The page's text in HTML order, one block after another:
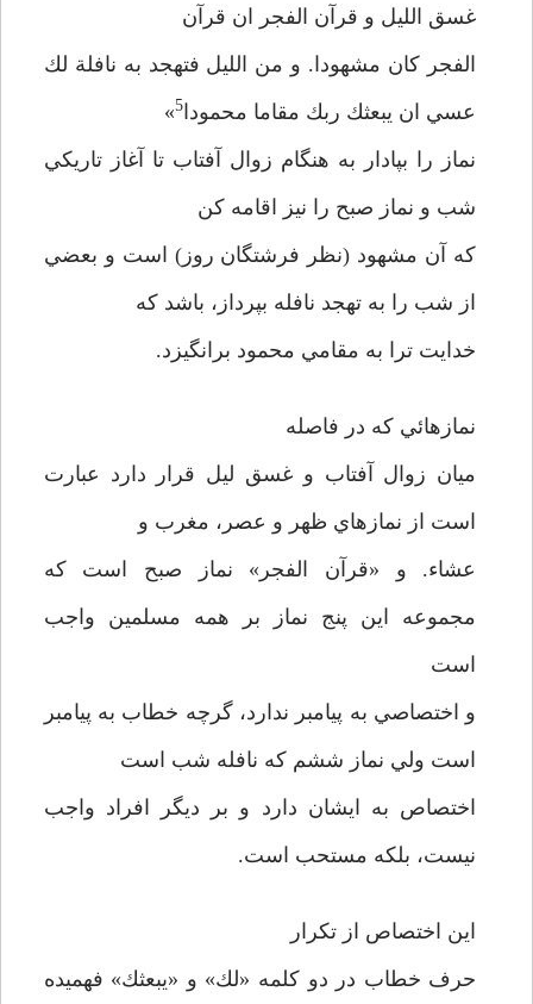
غسق الليل و قرآن الفجر ان قرآن
الفجر كان مشهودا. و من الليل فتهجد به نافلة لك
عسي ان يبعثك ربك مقاما محمودا 5
»
نماز را بپادار به هنگام زوال آفتاب تا آغاز تاريكي
شب و نماز صبح را نيز اقامه كن
كه آن مشهود (نظر فرشتگان روز) است و بعضي
از شب را به تهجد نافله بپرداز، باشد كه
خدايت ترا به مقامي محمود برانگيزد.
نمازهائي كه در فاصله
ميان زوال آفتاب و غسق ليل قرار دارد عبارت
است از نمازهاي ظهر و عصر، مغرب و
عشاء. و «قرآن الفجر» نماز صبح است كه
مجموعه اين پنج نماز بر همه مسلمين واجب
است
و اختصاصي به پيامبر ندارد، گرچه خطاب به پيامبر
است ولي نماز ششم كه نافله شب است
اختصاص به ايشان دارد و بر ديگر افراد واجب
نيست، بلكه مستحب است.
اين اختصاص از تكرار
حرف خطاب در دو كلمه «لك» و «يبعثك» فهميده